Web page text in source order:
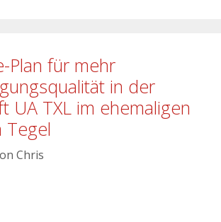
Plan für mehr
in der
UA TXL im ehemaligen
Tegel
Chris